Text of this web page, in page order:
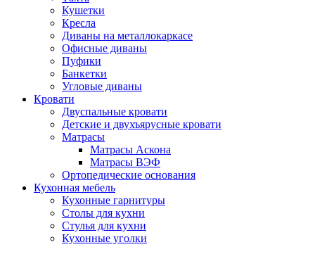
Кушетки
Кресла
Диваны на металлокаркасе
Офисные диваны
Пуфики
Банкетки
Угловые диваны
Кровати
Двуспальные кровати
Детские и двухъярусные кровати
Матрасы
Матрасы Аскона
Матрасы ВЭФ
Ортопедические основания
Кухонная мебель
Кухонные гарнитуры
Столы для кухни
Стулья для кухни
Кухонные уголки